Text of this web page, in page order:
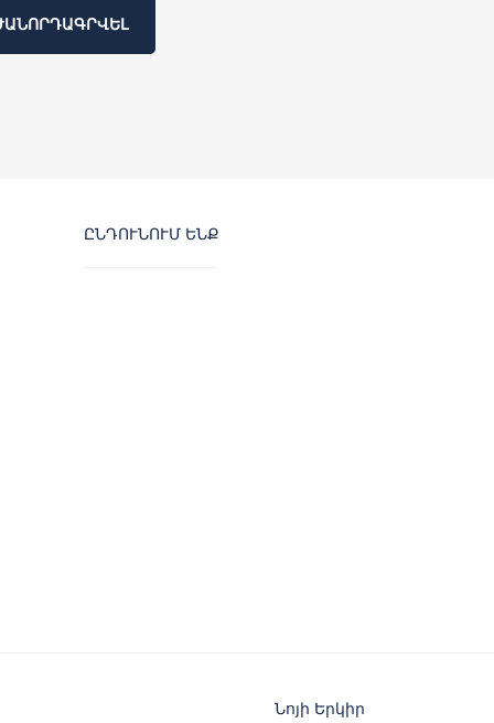
ԸՆԴՈՒՆՈՒՄ ԵՆՔ
Նոյի Երկիր